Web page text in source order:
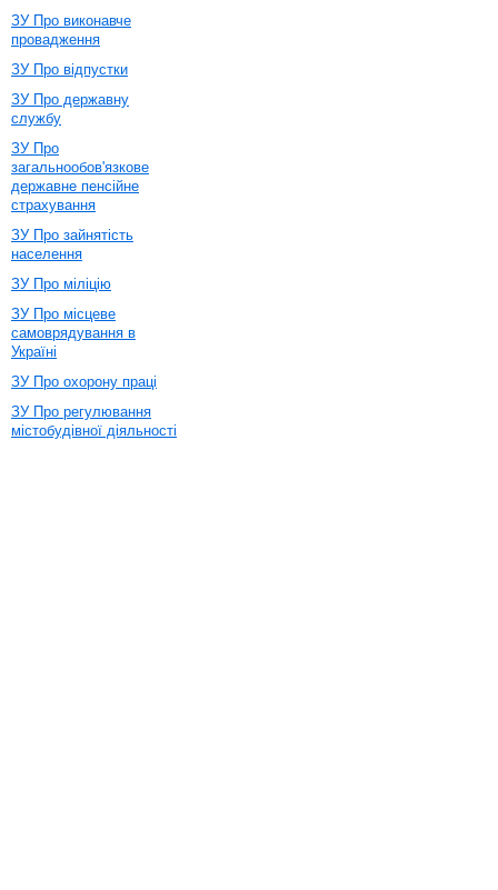
ЗУ Про виконавче
провадження
ЗУ Про відпустки
ЗУ Про державну
службу
ЗУ Про
загальнообов'язкове
державне пенсійне
страхування
ЗУ Про зайнятість
населення
ЗУ Про міліцію
ЗУ Про місцеве
самоврядування в
Україні
ЗУ Про охорону праці
ЗУ Про регулювання
містобудівної діяльності